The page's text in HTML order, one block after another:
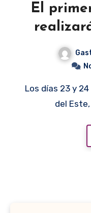
El
Los días 23 y 24 próximo se harán en Ciudad
del